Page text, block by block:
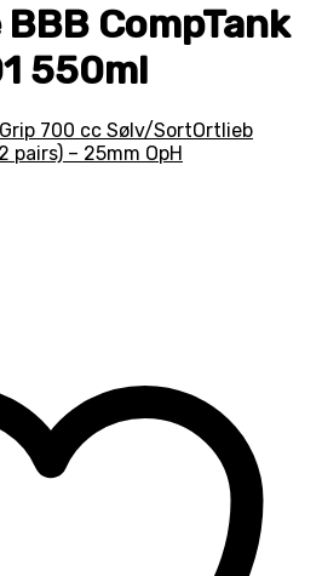
CompTank
550ml
700 cc Sølv/SortOrtlieb
pairs) – 25mm OpH